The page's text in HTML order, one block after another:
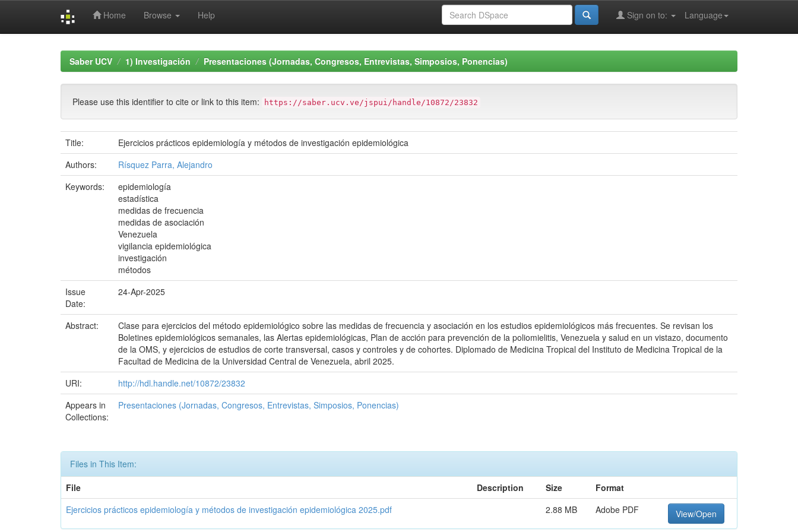
Home Browse Help Language
Sign on to:
Saber UCV 1) Investigación Presentaciones (Jornadas, Congresos, Entrevistas, Simposios, Ponencias)
Please use this identifier to cite or link to this item: https://saber.ucv.ve/jspui/handle/10872/23832
Title:
Ejercicios prácticos epidemiología y métodos de investigación epidemiológica
Authors:
Rísquez Parra, Alejandro
Keywords:
epidemiología
estadística
medidas de frecuencia
medidas de asociación
Venezuela
vigilancia epidemiológica
investigación
métodos
Issue
Date:
24-Apr-2025
Abstract:
Clase para ejercicios del método epidemiológico sobre las medidas de frecuencia y asociación en los estudios epidemiológicos más frecuentes. Se revisan los
Boletines epidemiológicos semanales, las Alertas epidemiológicas, Plan de acción para prevención de la poliomielitis, Venezuela y salud en un vistazo, documento
de la OMS, y ejercicios de estudios de corte transversal, casos y controles y de cohortes. Diplomado de Medicina Tropical del Instituto de Medicina Tropical de la
Facultad de Medicina de la Universidad Central de Venezuela, abril 2025.
URI:
http://hdl.handle.net/10872/23832
Appears in
Collections:
Presentaciones (Jornadas, Congresos, Entrevistas, Simposios, Ponencias)
Files in This Item:
File
Description Size
Format
Ejercicios prácticos epidemiología y métodos de investigación epidemiológica 2025.pdf
2.88 MB Adobe PDF View/Open